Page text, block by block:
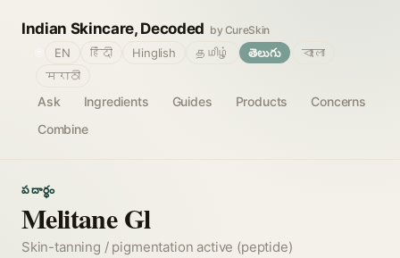
Indian Skincare, Decoded by CureSkin
Ask Ingredients Guides Products
Concerns
Combine
EN हिंदी Hinglish தமிழ் తెలుగు
বাংলা
मराठी
పదార్థం
Melitane Gl
Skin-tanning / pigmentation active (peptide)